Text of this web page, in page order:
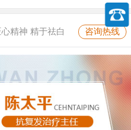
咨询热线
心精神 精于祛白